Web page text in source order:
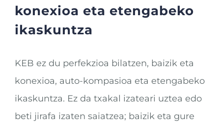
konexioa eta etengabeko
ikaskuntza
KEB ez du perfekzioa bilatzen, baizik eta
konexioa, auto-kompasioa eta etengabeko
ikaskuntza. Ez da txakal izateari uztea edo
beti jirafa izaten saiatzea; baizik eta gure